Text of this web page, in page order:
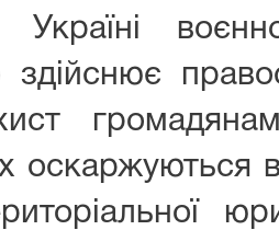
Україні
здійснює
оскаржуються